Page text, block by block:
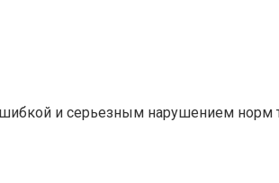
и серьезным нарушением норм